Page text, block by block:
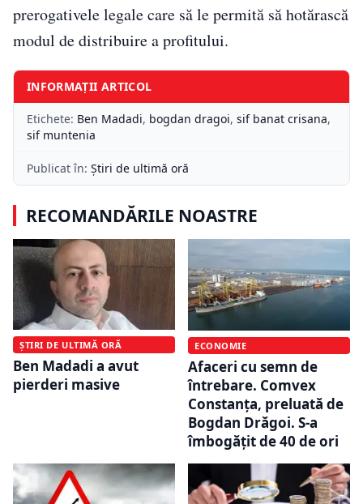
prerogativele legale care să le permită să hotărască
modul de distribuire a profitului.
INFORMAȚII ARTICOL
Etichete: Ben Madadi, bogdan dragoi, sif banat crisana,
sif muntenia
Publicat în: Știri de ultimă oră
RECOMANDĂRILE NOASTRE
ȘTIRI DE ULTIMĂ ORĂ
Ben Madadi a avut
pierderi masive
ECONOMIE
Afaceri cu semn de
întrebare. Comvex
Constanța, preluată de
Bogdan Drăgoi. S-a
îmbogățit de 40 de ori